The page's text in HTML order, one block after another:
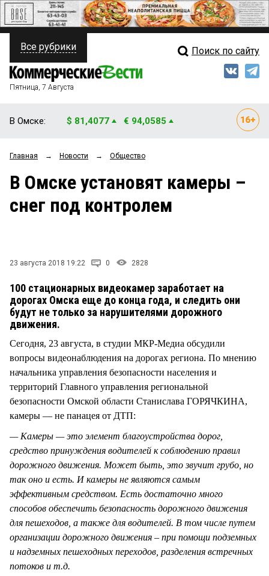
ПОЛИТИКА
ФИНАНСЫ
ОБЩЕСТВО
ЗАКОН
НОВОСТИ КОМПАНИЙ
СТИЛЬ ЖИЗНИ
Свежий выпуск
Рейтинги
Блоги
Все рубрики Поиск по сайту
Пятница, 7 Августа
В Омске: $ 81,4077 € 94,0585
Главная → Новости → Общество
В Омске установят камеры –
снег под контролем
23 августа 2018 19:22 0 2828
100 стационарных видеокамер заработает на
дорогах Омска еще до конца года, и следить они
будут не только за нарушителями дорожного
движения.
Сегодня, 23 августа, в студии МКР-Медиа обсудили
вопросы видеонаблюдения на дорогах региона. По мнению
начальника управления безопасности населения и
территорий Главного управления региональной
безопасности Омской области Станислава ГОРЯЧКИНА,
камеры — не панацея от ДТП:
— Камеры — это элемент благоустройства дорог,
средство принуждения водителей к соблюдению правил
дорожного движения. Может быть, это звучит грубо, но
так оно и есть. И камеры не являются самым
эффективным средством. Есть достаточно много
способов обеспечить безопасность дорожного движения
для пешеходов, а также для водителей. В том числе путем
организации дорожного движения – при помощи подземных
и надземных пешеходных переходов, разделения встречных
потоков и т.д.